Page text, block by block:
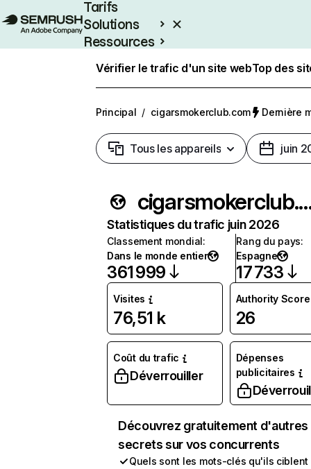
Tarifs
Solutions
Ressources
Vérifier le trafic d'un site webTop des
Principal / cigarsmokerclub.com Dernière
Tous les appareils juin
Statistiques du trafic juin 2026
Classement mondial:
Dans le monde entier
361 999
Rang du pays:
Espagne
17 733
Visites
76,51 k
Authority Score
26
Coût du trafic
Déverrouiller
Dépenses
publicitaires
Découvrez gratuitement d'autres
secrets sur vos concurrents
Quels sont les mots-clés qu'ils ciblent